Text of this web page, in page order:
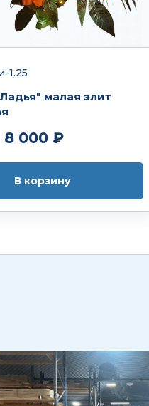
1.25
малая элит
8 000 ₽
В корзину